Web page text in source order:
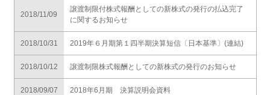
2018/11/09
譲渡制限付株式報酬としての新株式の発行の払込完了
に関するお知らせ
2018/10/31 2019年６月期第１四半期決算短信〔日本基準〕(連結)
2018/10/12 譲渡制限株式報酬としての新株式の発行のお知らせ
2018/09/07 2018年6月期 決算説明会資料